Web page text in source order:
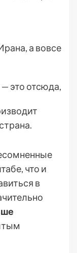
а вовсе
— это отсюда,
что и
в